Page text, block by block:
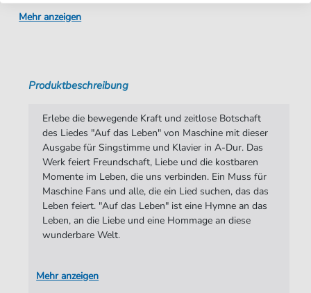
Ära:
Taktart:
Tempo:
80
Tonart:
A-Dur
Künstler:
Maschine
Autoren:
Birr,Dieter
Seiten:
9
Spieldauer:
Mehr anzeigen
Produktbeschreibung
Erlebe die bewegende Kraft und zeitlose Botschaft
des Liedes "Auf das Leben" von Maschine mit dieser
Ausgabe für Singstimme und Klavier in A-Dur. Das
Werk feiert Freundschaft, Liebe und die kostbaren
Momente im Leben, die uns verbinden. Ein Muss für
Maschine Fans und alle, die ein Lied suchen, das das
Leben feiert. "Auf das Leben" ist eine Hymne an das
Leben, an die Liebe und eine Hommage an diese
wunderbare Welt.
Mehr anzeigen